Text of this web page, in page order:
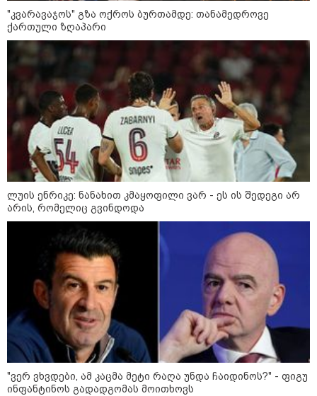
კატეგორიები
6
აგვისტო
დღის ზოგადი
ასტროლოგიური
"კვარავაჯოს" გზა ოქროს ბურთამდე: თანამედროვე
ქართული ზღაპარი
ლუის ენრიკე: ნანახით კმაყოფილი ვარ - ეს ის შედეგი არ
არის, რომელიც გვინდოდა
"ვერ ვხვდები, ამ კაცმა მეტი რაღა უნდა ჩაიდინოს?" - ფიგუ
ინფანტინოს გადადგომას მოითხოვს